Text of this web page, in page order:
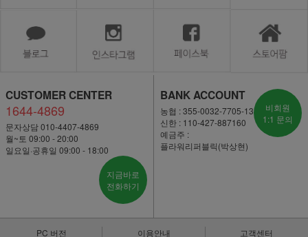
CUSTOMER CENTER
1644-4869
문자상담 010-4407-4869
월~토 09:00 - 20:00
일요일·공휴일 09:00 - 18:00
지금바로
전화하기
BANK ACCOUNT
농협 : 355-0032-7705-13
신한 : 110-427-887160
예금주 :
플라워리퍼블릭(박상현)
비회원
1:1 문의
PC 버전 이용안내 고객센터